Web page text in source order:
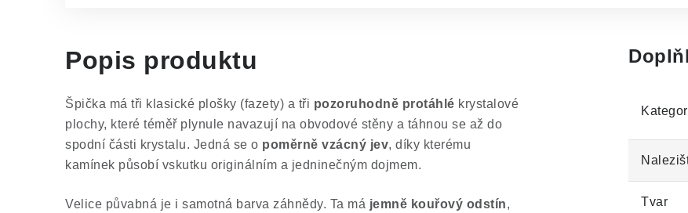
Popis produktu
Špička má tři klasické plošky (fazety) a tři pozoruhodně protáhlé krystalové
plochy, které téměř plynule navazují na obvodové stěny a táhnou se až do
spodní části krystalu. Jedná se o poměrně vzácný jev, díky kterému
kamínek působí vskutku originálním a jedninečným dojmem.
Velice půvabná je i samotná barva záhnědy. Ta má jemně kouřový odstín,
Tvar